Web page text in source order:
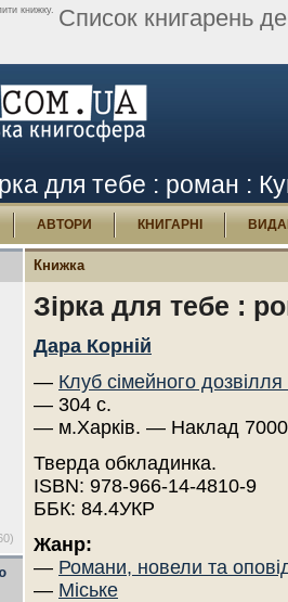
книжку. Список книгарень
для тебе : роман :
АВТОРИ КНИГАРНІ
Книжка
Зірка для тебе :
Дара Корній
— Клуб сімейного
— 304 с.
— м.Харків. — Наклад
Тверда обкладинка.
ISBN: 978-966-14-4810-9
ББК: 84.4УКР
Жанр:
— Романи, новели та
— Міське